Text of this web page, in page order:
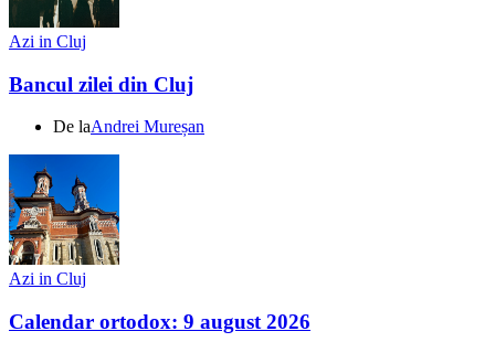
Azi in Cluj
Bancul zilei din Cluj
De laAndrei Mureșan
Azi in Cluj
Calendar ortodox: 9 august 2026